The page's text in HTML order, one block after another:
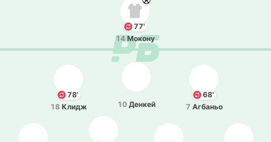
77'
14 Мокону
10 Денкей
78'
18 Клидж
68'
7 Агба­ньо